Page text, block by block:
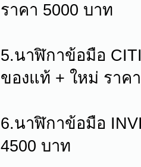
ราคา 5000 บาท
5.นาฬิกาข้อมือ
ของแท้ + ใหม่ ราค
6.นาฬิกาข้อมือ
4500 บาท